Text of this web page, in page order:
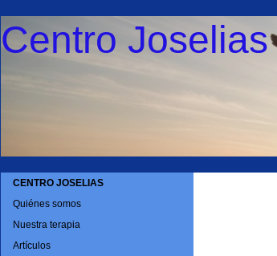
Centro Joselias
CENTRO JOSELIAS
Quiénes somos
Nuestra terapia
Artículos